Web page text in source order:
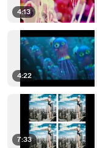
4:13
4:22
7:33